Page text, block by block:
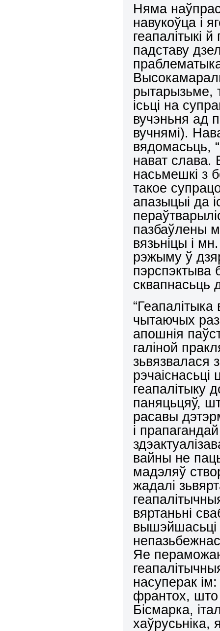
Няма
навукоўца і
геапалітыкі
падставу
рытарызьме,
ісьці на
вучэньня ад
вучнямі).
вядомасьць,
нават слава.
насьмешкі з
такое
апазыцыі да
пазбаўлены
вязьніцы і
рэжыму ў
пэрспэктыва
сквапнасьць
чытаючых
апошнія
галіной
зьвязвалася
геапалітыку
паняцьцяў,
расавы
і
вайны не
мадэляў
жадалі
вяртаньні
вышэйшасьці
Яе
насуперак
франтох, што
Бісмарка,
хаўрусьніка,